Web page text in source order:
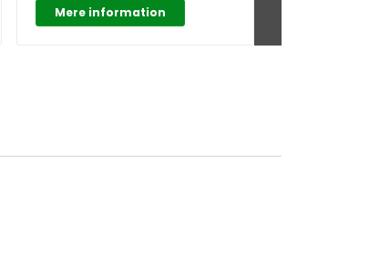
Mere information